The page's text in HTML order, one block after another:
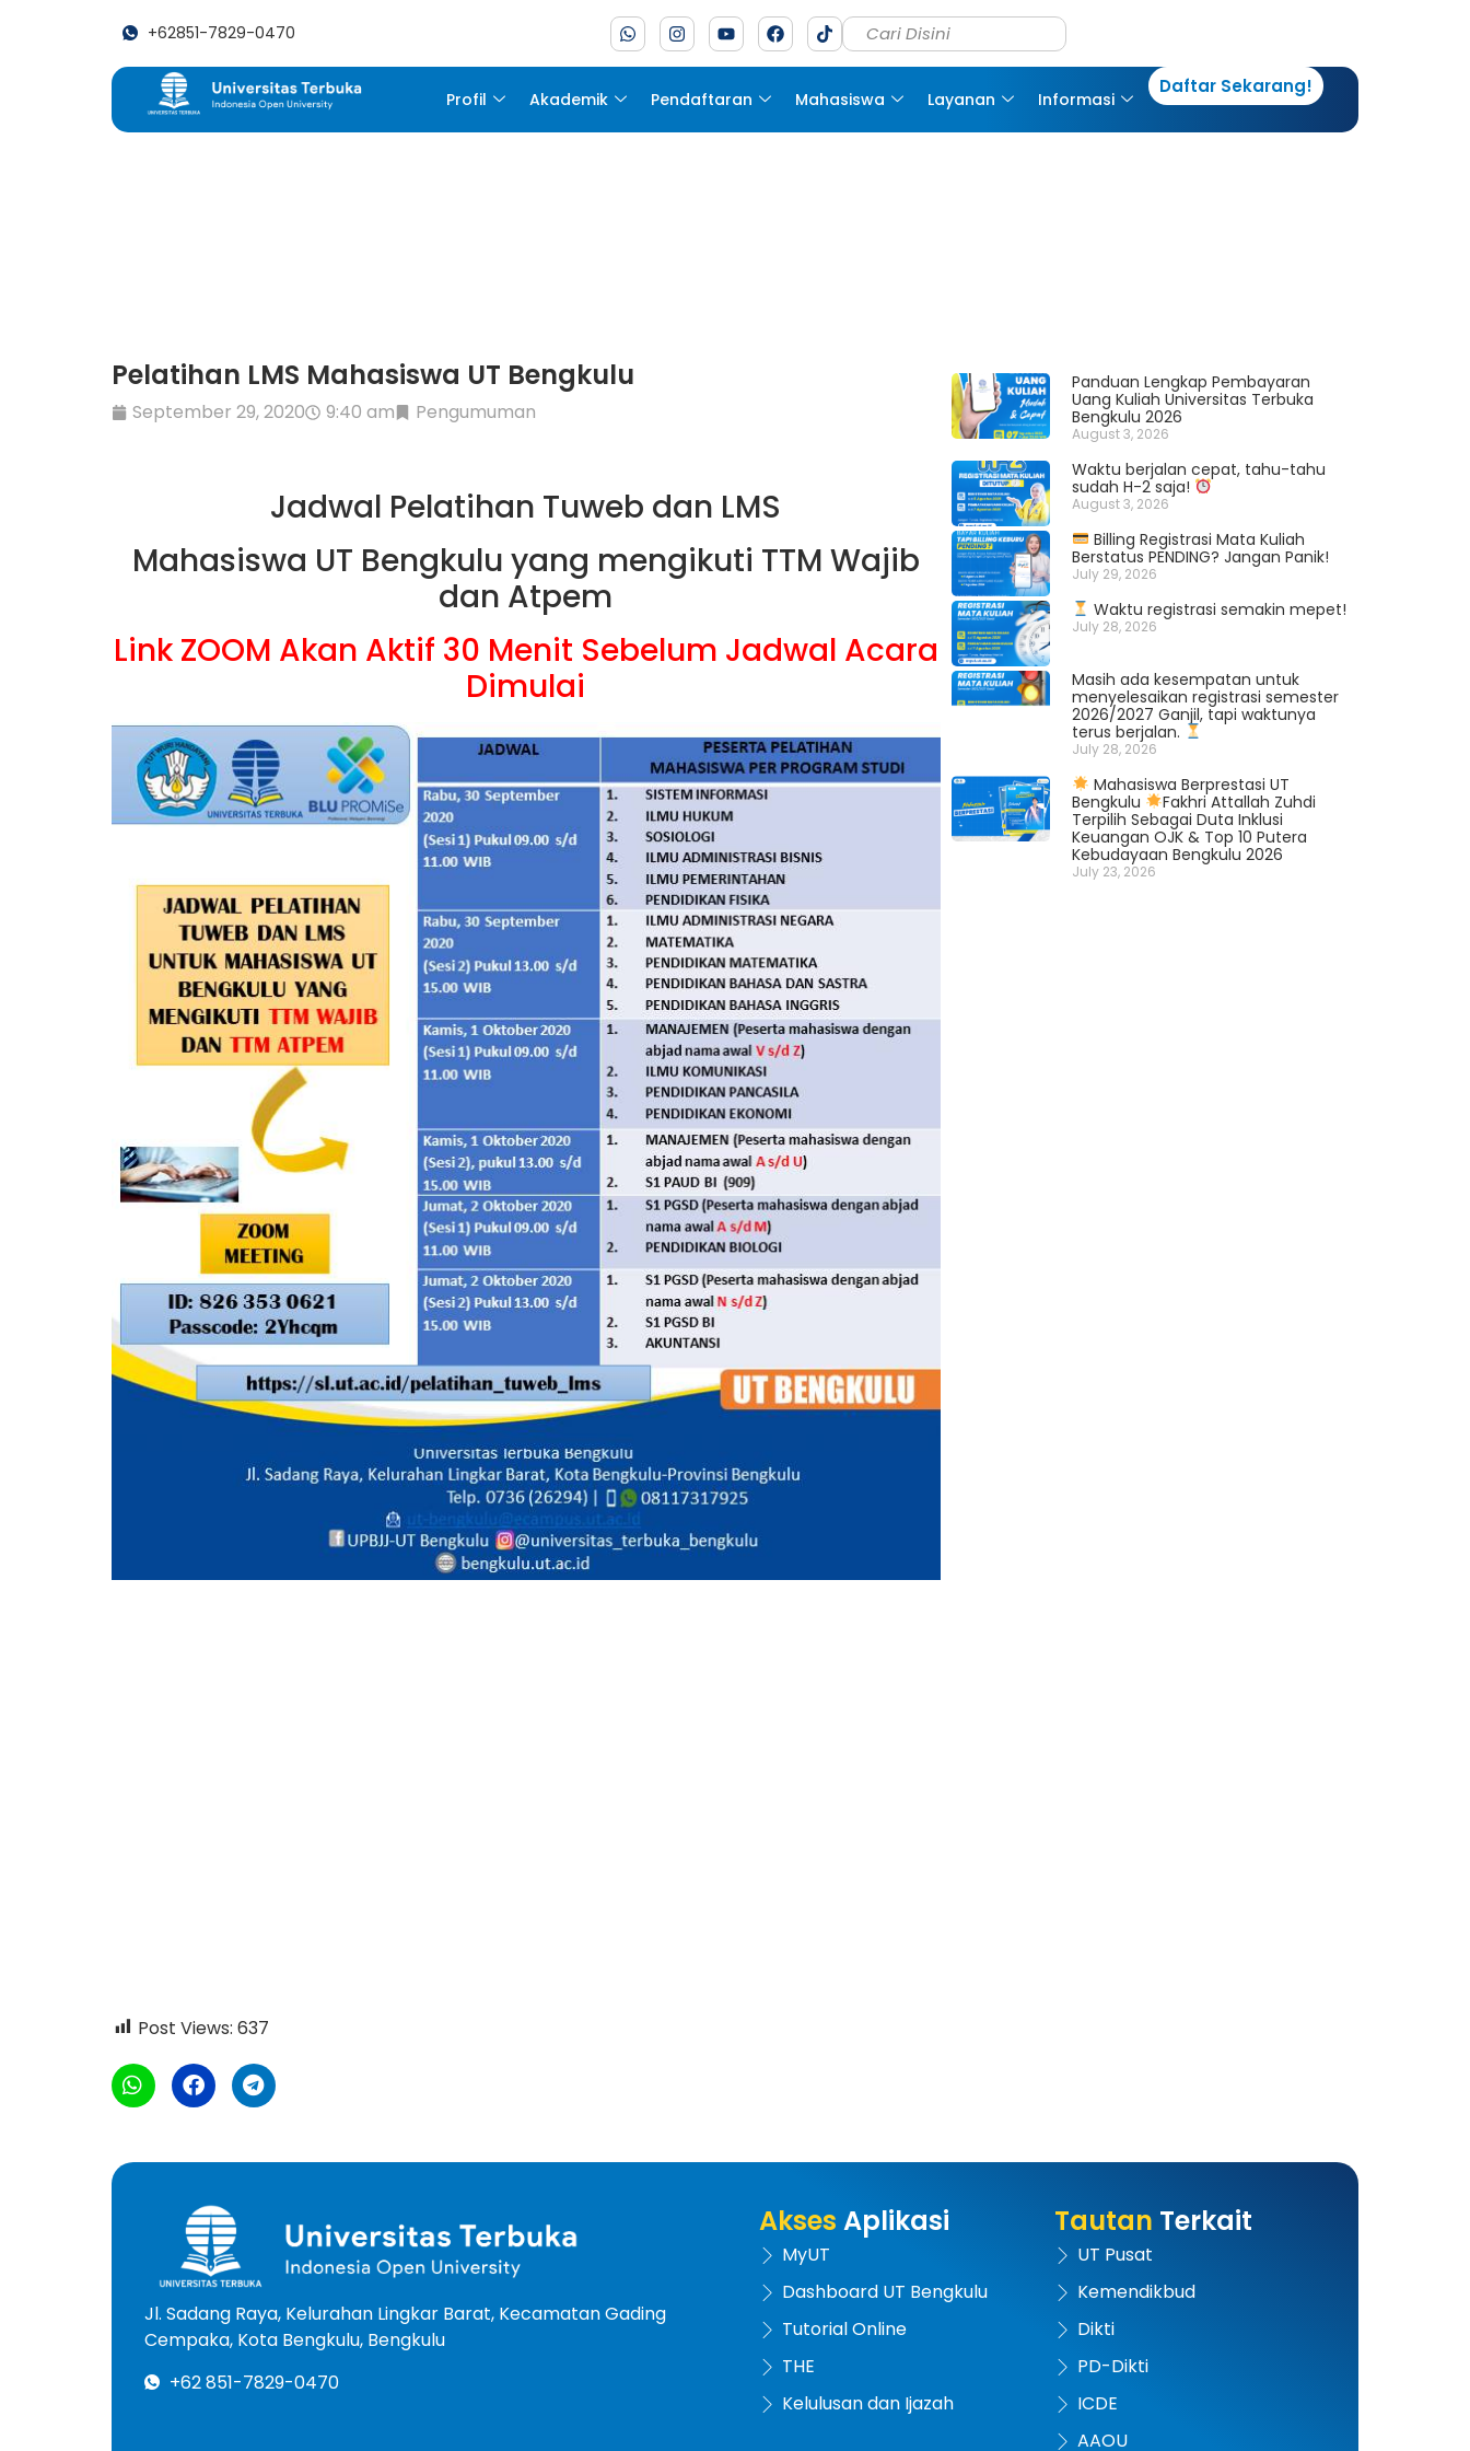
+62851-7829-0470
Profil Akademik Pendaftaran Mahasiswa Layanan Informasi
Daftar Sekarang!
Pelatihan LMS Mahasiswa UT Bengkulu
September 29, 2020 9:40 am Pengumuman
Jadwal Pelatihan Tuweb dan LMS
Mahasiswa UT Bengkulu yang mengikuti TTM Wajib
dan Atpem
Link ZOOM Akan Aktif 30 Menit Sebelum Jadwal Acara
Dimulai
Post Views: 637
Panduan Lengkap Pembayaran
Uang Kuliah Universitas Terbuka
Bengkulu 2026
August 3, 2026
Waktu berjalan cepat, tahu-tahu
sudah H-2 saja!
August 3, 2026
Billing Registrasi Mata Kuliah
Berstatus PENDING? Jangan Panik!
July 29, 2026
Waktu registrasi semakin mepet!
July 28, 2026
Masih ada kesempatan untuk
menyelesaikan registrasi semester
2026/2027 Ganjil, tapi waktunya
terus berjalan.
July 28, 2026
Mahasiswa Berprestasi UT
Bengkulu
Fakhri Attallah Zuhdi
Terpilih Sebagai Duta Inklusi
Keuangan OJK & Top 10 Putera
Kebudayaan Bengkulu 2026
July 23, 2026
Jl. Sadang Raya, Kelurahan Lingkar Barat, Kecamatan Gading
Cempaka, Kota Bengkulu, Bengkulu
+62 851-7829-0470
Akses Aplikasi
MyUT
Dashboard UT Bengkulu
Tutorial Online
THE
Kelulusan dan Ijazah
Tautan Terkait
UT Pusat
Kemendikbud
Dikti
PD-Dikti
ICDE
AAOU